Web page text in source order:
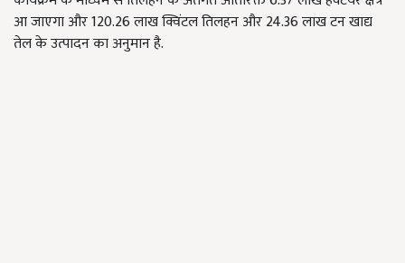
आ जाएगा और 120.26 लाख क्विंटल तिलहन और 24.36 लाख टन खाद्य
तेल के उत्पादन का अनुमान है.